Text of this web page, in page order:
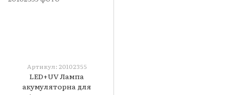
Артикул: 20102355
LED+UV Лампа
акумуляторна для